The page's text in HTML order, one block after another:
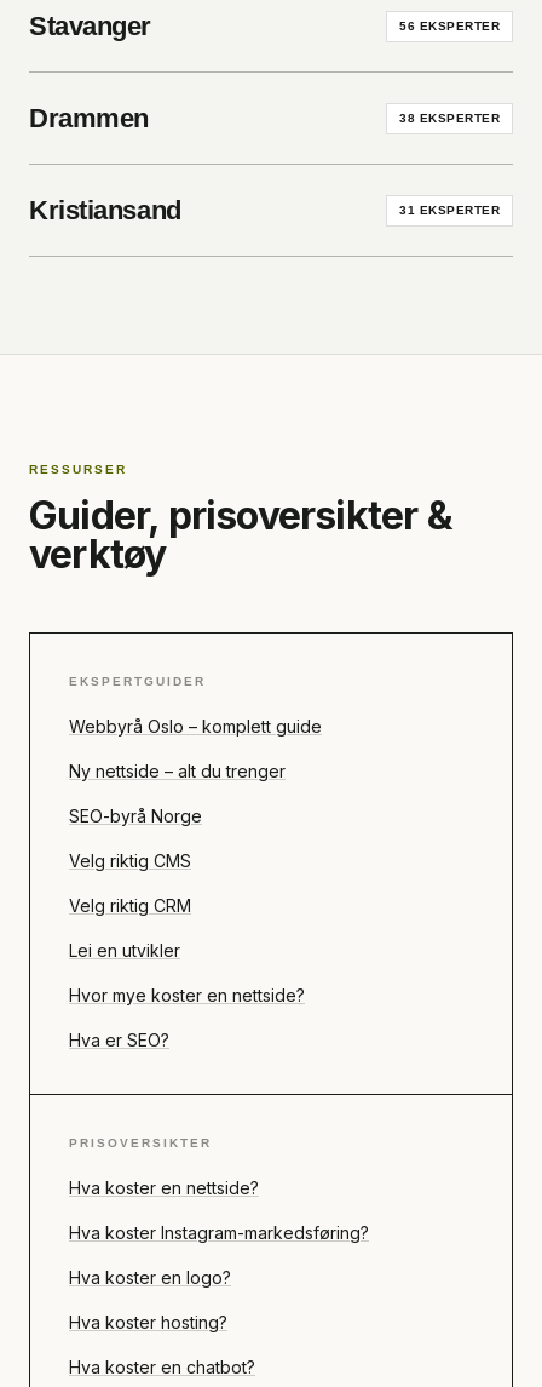
Stavanger 56 EKSPERTER
Drammen 38 EKSPERTER
Kristiansand 31 EKSPERTER
RESSURSER
Guider, prisoversikter &
verktøy
EKSPERTGUIDER
Webbyrå Oslo – komplett guide
Ny nettside – alt du trenger
SEO-byrå Norge
Velg riktig CMS
Velg riktig CRM
Lei en utvikler
Hvor mye koster en nettside?
Hva er SEO?
PRISOVERSIKTER
Hva koster en nettside?
Hva koster Instagram-markedsføring?
Hva koster en logo?
Hva koster hosting?
Hva koster en chatbot?